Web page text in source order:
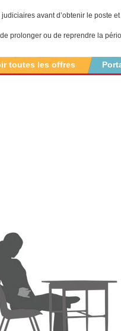
avant d’obtenir le poste
prolonger ou de reprendre la
toutes les offres